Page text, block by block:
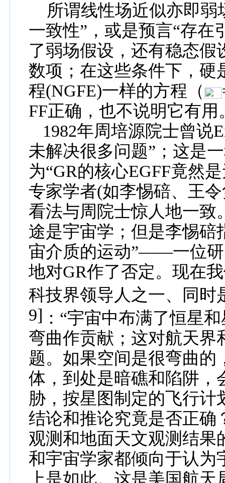
所谓线性场近似亦即弱
一致性” ，或是预言“存在
了弱场假设，还有稳态
数项；在这些条件下，硬
程(NGFE)一样的方程（
FF正确，也不说明它有用
1982年周培源院士曾说
未解决很多问题” ；这是
为“GR的核心EGFF竟然
专家学者(如李惕碚、 王
看法与周院士惊人地一致
途是宇宙学；但是李惕碚
宙介质的运动”——一位
地对GR作了否定。现在
科技界领导人之一、同时
9] ： “宇宙中布满了恒星
弯曲作贡献；这对航天界
题。如果空间是很弯曲的
体， 到处是暗礁和陷阱
胁，按星图制定的飞行计
结论和推论究竟是否正确
观测和地面天文观测结果
和宇宙学家都倾向于认为
上是如此。这是美国航天